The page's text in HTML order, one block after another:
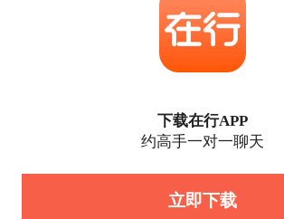
下载在行APP
约高手一对一聊天
立即下载